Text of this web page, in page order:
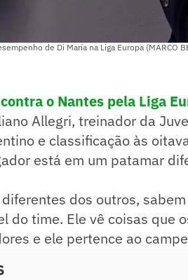
de Di María na Liga Europa (MARCO
o Nantes pela Liga
Allegri, treinador da
e classificação às
está em um patamar
dos outros,
do time. Ele vê coisas que
e ele pertence ao